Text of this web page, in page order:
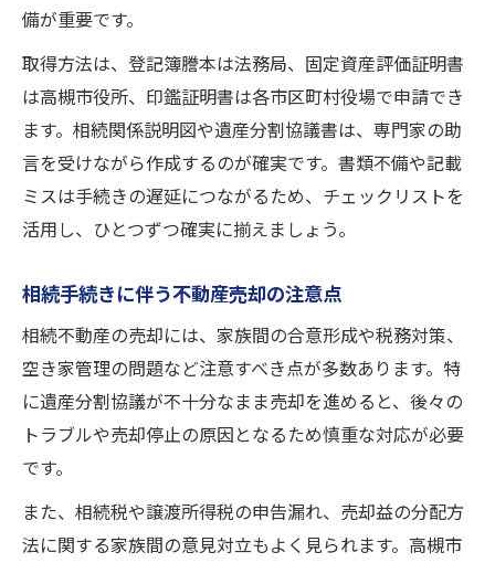
備が重要です。
取得方法は、登記簿謄本は法務局、固定資産評価証明書
は高槻市役所、印鑑証明書は各市区町村役場で申請でき
ます。相続関係説明図や遺産分割協議書は、専門家の助
言を受けながら作成するのが確実です。書類不備や記載
ミスは手続きの遅延につながるため、チェックリストを
活用し、ひとつずつ確実に揃えましょう。
相続手続きに伴う不動産売却の注意点
相続不動産の売却には、家族間の合意形成や税務対策、
空き家管理の問題など注意すべき点が多数あります。特
に遺産分割協議が不十分なまま売却を進めると、後々の
トラブルや売却停止の原因となるため慎重な対応が必要
です。
また、相続税や譲渡所得税の申告漏れ、売却益の分配方
法に関する家族間の意見対立もよく見られます。高槻市